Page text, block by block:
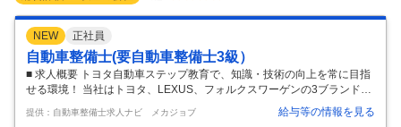
NEW 正社員
自動車整備士(要自動車整備士3級）
■ 求人概要 トヨタ自動車ステップ教育で、知識・技術の向上を常に目指
せる環境！ 当社はトヨタ、LEXUS、フォルクスワーゲンの3ブランドを
取扱う企業です。 高知県下に10店舗を展開し、創業77年の歴史のなか
で、サービス技術の向上に特に力を入れてきました。 今回募集する整備
提供：自動車整備士求人ナビ メカジョブ 給与等の情報を見る